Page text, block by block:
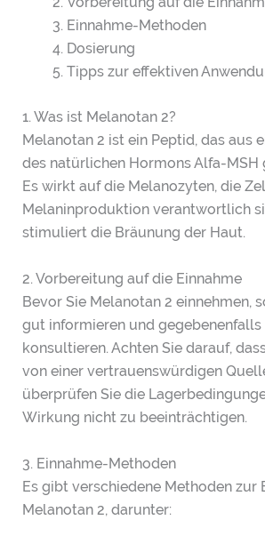
Einnahme-Methoden
Dosierung
Tipps zur effektiven
1. Was ist Melanotan 2?
Melanotan 2 ist ein Peptid, das aus
des natürlichen Hormons Alfa-MSH
Es wirkt auf die Melanozyten, die
Melaninproduktion verantwortlich
stimuliert die Bräunung der Haut.
2. Vorbereitung auf die Einnahme
Bevor Sie Melanotan 2 einnehmen,
gut informieren und gegebenenfalls
konsultieren. Achten Sie darauf,
von einer vertrauenswürdigen
überprüfen Sie die
Wirkung nicht zu beeinträchtigen.
3. Einnahme-Methoden
Es gibt verschiedene Methoden zur
Melanotan 2, darunter: